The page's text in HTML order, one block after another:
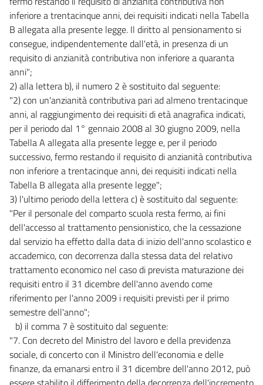
inferiore a trentacinque anni, dei requisiti indicati nella Tabella
B allegata alla presente legge. Il diritto al pensionamento si
consegue, indipendentemente dall'età, in presenza di un
requisito di anzianità contributiva non inferiore a quaranta
anni";
2) alla lettera b), il numero 2 è sostituito dal seguente:
"2) con un'anzianità contributiva pari ad almeno trentacinque
anni, al raggiungimento dei requisiti di età anagrafica indicati,
per il periodo dal 1° gennaio 2008 al 30 giugno 2009, nella
Tabella A allegata alla presente legge e, per il periodo
successivo, fermo restando il requisito di anzianità contributiva
non inferiore a trentacinque anni, dei requisiti indicati nella
Tabella B allegata alla presente legge";
3) l'ultimo periodo della lettera c) è sostituito dal seguente:
"Per il personale del comparto scuola resta fermo, ai fini
dell'accesso al trattamento pensionistico, che la cessazione
dal servizio ha effetto dalla data di inizio dell'anno scolastico e
accademico, con decorrenza dalla stessa data del relativo
trattamento economico nel caso di prevista maturazione dei
requisiti entro il 31 dicembre dell'anno avendo come
riferimento per l'anno 2009 i requisiti previsti per il primo
semestre dell'anno";
b) il comma 7 è sostituito dal seguente:
"7. Con decreto del Ministro del lavoro e della previdenza
sociale, di concerto con il Ministro dell'economia e delle
finanze, da emanarsi entro il 31 dicembre dell'anno 2012, può